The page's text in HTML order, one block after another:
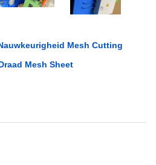
Mesh Cutting
Mesh Sheet